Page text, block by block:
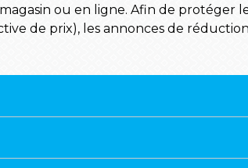
ou en ligne. Afin de protéger
de prix), les annonces de